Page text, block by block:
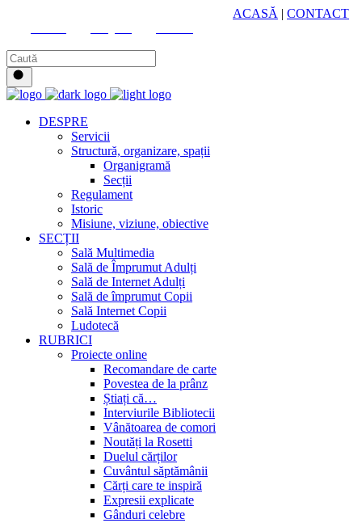
ACASĂ | CONTACT
DESPRE
Servicii
Structură, organizare, spații
Organigramă
Secții
Regulament
Istoric
Misiune, viziune, obiective
SECȚII
Sală Multimedia
Sală de Împrumut Adulți
Sală de Internet Adulți
Sală de împrumut Copii
Sală Internet Copii
Ludotecă
RUBRICI
Proiecte online
Recomandare de carte
Povestea de la prânz
Știați că…
Interviurile Bibliotecii
Vânătoarea de comori
Noutăți la Rosetti
Duelul cărților
Cuvântul săptămânii
Cărți care te inspiră
Expresii explicate
Gânduri celebre